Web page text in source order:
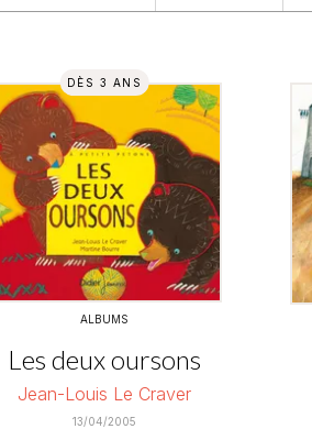
DÈS 3 ANS
ALBUMS
Les deux oursons
Jean-Louis Le Craver
13/04/2005